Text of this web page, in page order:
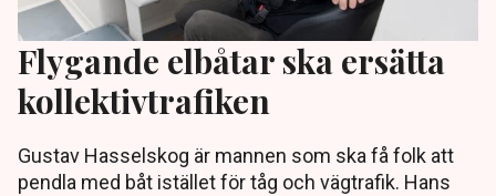
Flygande elbåtar ska ersätta
kollektivtrafiken
Gustav Hasselskog är mannen som ska få folk att
pendla med båt istället för tåg och vägtrafik. Hans